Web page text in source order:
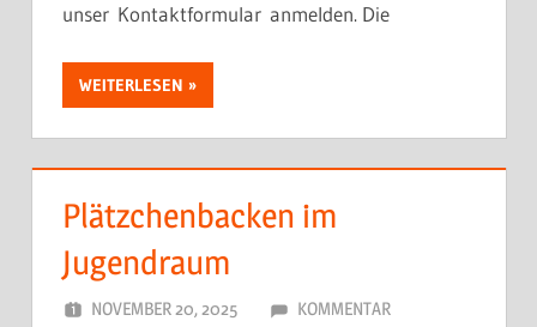
unser Kontaktformular anmelden. Die
WEITERLESEN
Plätzchenbacken im
Jugendraum
NOVEMBER 20, 2025 DORFJUGEND
KOMMENTAR